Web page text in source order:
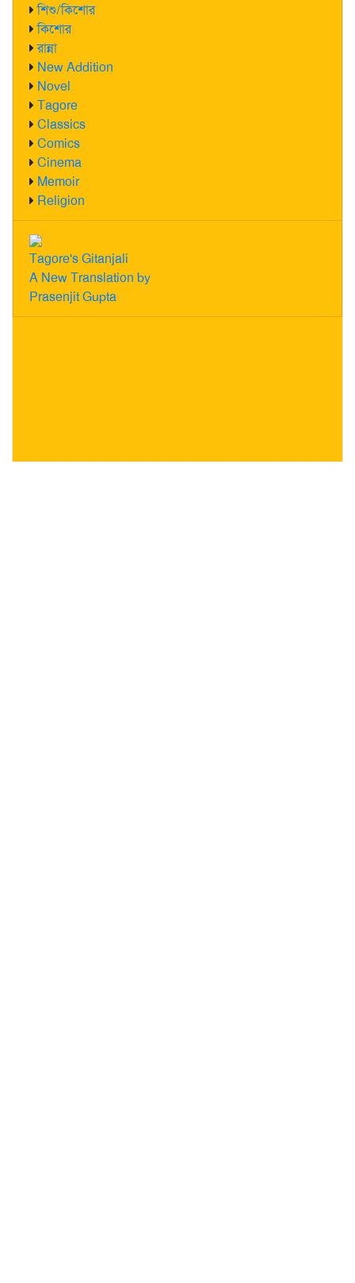
শিশু/কিশোর
কিশোর
রান্না
New Addition
Novel
Tagore
Classics
Comics
Cinema
Memoir
Religion
Tagore's Gitanjali
A New Translation by
Prasenjit Gupta